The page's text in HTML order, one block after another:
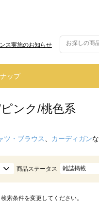
ス実施のお知らせ
ップ
ンク/桃色系
ツ・ブラウス カーディガン
商品ステータス 雑誌掲載
索条件を変更してください。